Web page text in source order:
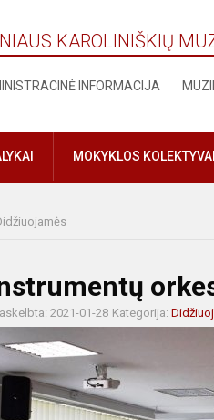
KAROLINIŠKIŲ
INFORMACIJA
MOKYKLOS KOLEKTYVAI
2021-01-28 Kategorija: